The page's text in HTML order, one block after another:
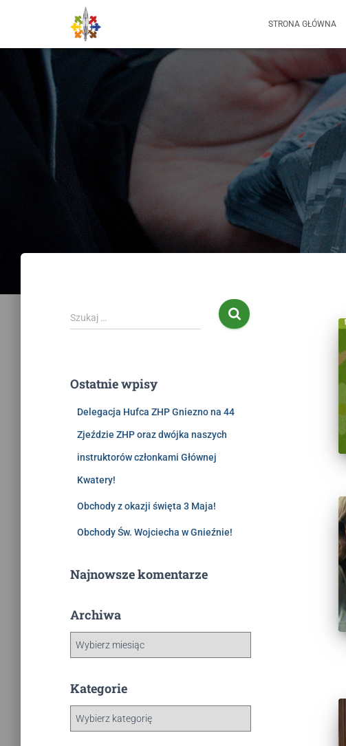
STRONA GŁÓWNA
Szukaj …
Ostatnie wpisy
Delegacja Hufca ZHP Gniezno na 44
Zjeździe ZHP oraz dwójka naszych
instruktorów członkami Głównej
Kwatery!
Obchody z okazji święta 3 Maja!
Obchody Św. Wojciecha w Gnieźnie!
Najnowsze komentarze
Archiwa
Kategorie